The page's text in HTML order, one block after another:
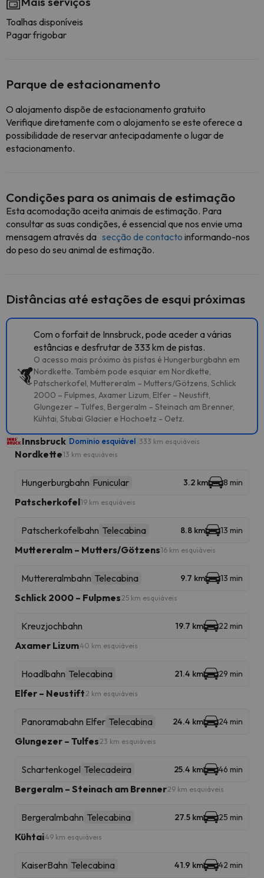
Toalhas disponíveis
Pagar frigobar
Parque de estacionamento
O alojamento dispõe de estacionamento gratuito
Verifique diretamente com o alojamento se este oferece a
possibilidade de reservar antecipadamente o lugar de
estacionamento.
Condições para os animais de estimação
Esta acomodação aceita animais de estimação. Para
consultar as suas condições, é essencial que nos envie uma
mensagem através da secção de contacto informando-nos
do peso do seu animal de estimação.
Distâncias até estações de esqui próximas
Com o forfait de Innsbruck, pode aceder a várias
estâncias e desfrutar de 333 km de pistas.
O acesso mais próximo às pistas é Hungerburgbahn em
Nordkette. Também pode esquiar em Nordkette,
Patscherkofel, Muttereralm – Mutters/Götzens, Schlick
2000 – Fulpmes, Axamer Lizum, Elfer – Neustift,
Glungezer – Tulfes, Bergeralm – Steinach am Brenner,
Kühtai, Stubai Glacier e Hochoetz - Oetz.
Innsbruck Dominio esquiável 333 km esquiáveis
Nordkette13 km esquiáveis
Hungerburgbahn Funicular 3.2 km 8 min
Patscherkofel19 km esquiáveis
Patscherkofelbahn Telecabina 8.8 km 13 min
Muttereralm – Mutters/Götzens16 km esquiáveis
Muttereralmbahn Telecabina 9.7 km 13 min
Schlick 2000 – Fulpmes 25 km esquiáveis
Kreuzjochbahn 19.7 km 22 min
Axamer Lizum40 km esquiáveis
Hoadlbahn Telecabina 21.4 km 29 min
Elfer – Neustift 2 km esquiáveis
Panoramabahn Elfer Telecabina 24.4 km 24 min
Glungezer – Tulfes 23 km esquiáveis
Schartenkogel Telecadeira 25.4 km 46 min
Bergeralm – Steinach am Brenner29 km esquiáveis
Bergeralmbahn Telecabina 27.5 km 25 min
Kühtai49 km esquiáveis
KaiserBahn Telecabina 41.9 km 42 min